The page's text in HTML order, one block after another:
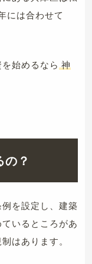
には合わせて
始めるなら 神
？
を設定し、建築
いるところがあ
はあります。